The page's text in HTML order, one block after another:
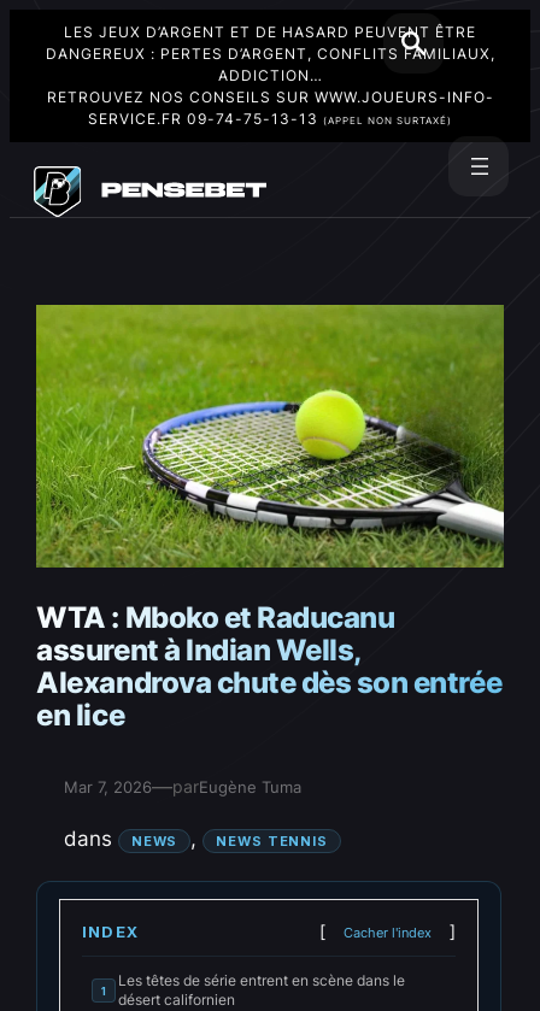
LES JEUX D’ARGENT ET DE HASARD PEUVENT ÊTRE
DANGEREUX : PERTES D’ARGENT, CONFLITS FAMILIAUX,
ADDICTION…
RETROUVEZ NOS CONSEILS SUR WWW.JOUEURS-INFO-
SERVICE.FR 09-74-75-13-13 (APPEL NON SURTAXÉ)
contenu
WTA : Mboko et Raducanu
assurent à Indian Wells,
Alexandrova chute dès son entrée
en lice
Mar 7, 2026—parEugène Tuma
dans NEWS , NEWS TENNIS
INDEX Cacher l'index
1
Les têtes de série entrent en scène dans le
désert californien